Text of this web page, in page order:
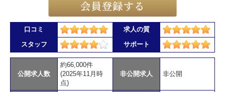
口コミ
求人の質
スタッフ
サポート
公開求人数
約66,000件
(2025年11月時
点)
非公開求人 非公開